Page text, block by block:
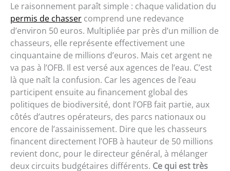
Le raisonnement paraît simple : chaque validation du
permis de chasser comprend une redevance
d’environ 50 euros. Multipliée par près d’un million de
chasseurs, elle représente effectivement une
cinquantaine de millions d’euros. Mais cet argent ne
va pas à l’OFB. Il est versé aux agences de l’eau. C’est
là que naît la confusion. Car les agences de l’eau
participent ensuite au financement global des
politiques de biodiversité, dont l’OFB fait partie, aux
côtés d’autres opérateurs, des parcs nationaux ou
encore de l’assainissement. Dire que les chasseurs
financent directement l’OFB à hauteur de 50 millions
revient donc, pour le directeur général, à mélanger
deux circuits budgétaires différents. Ce qui est très